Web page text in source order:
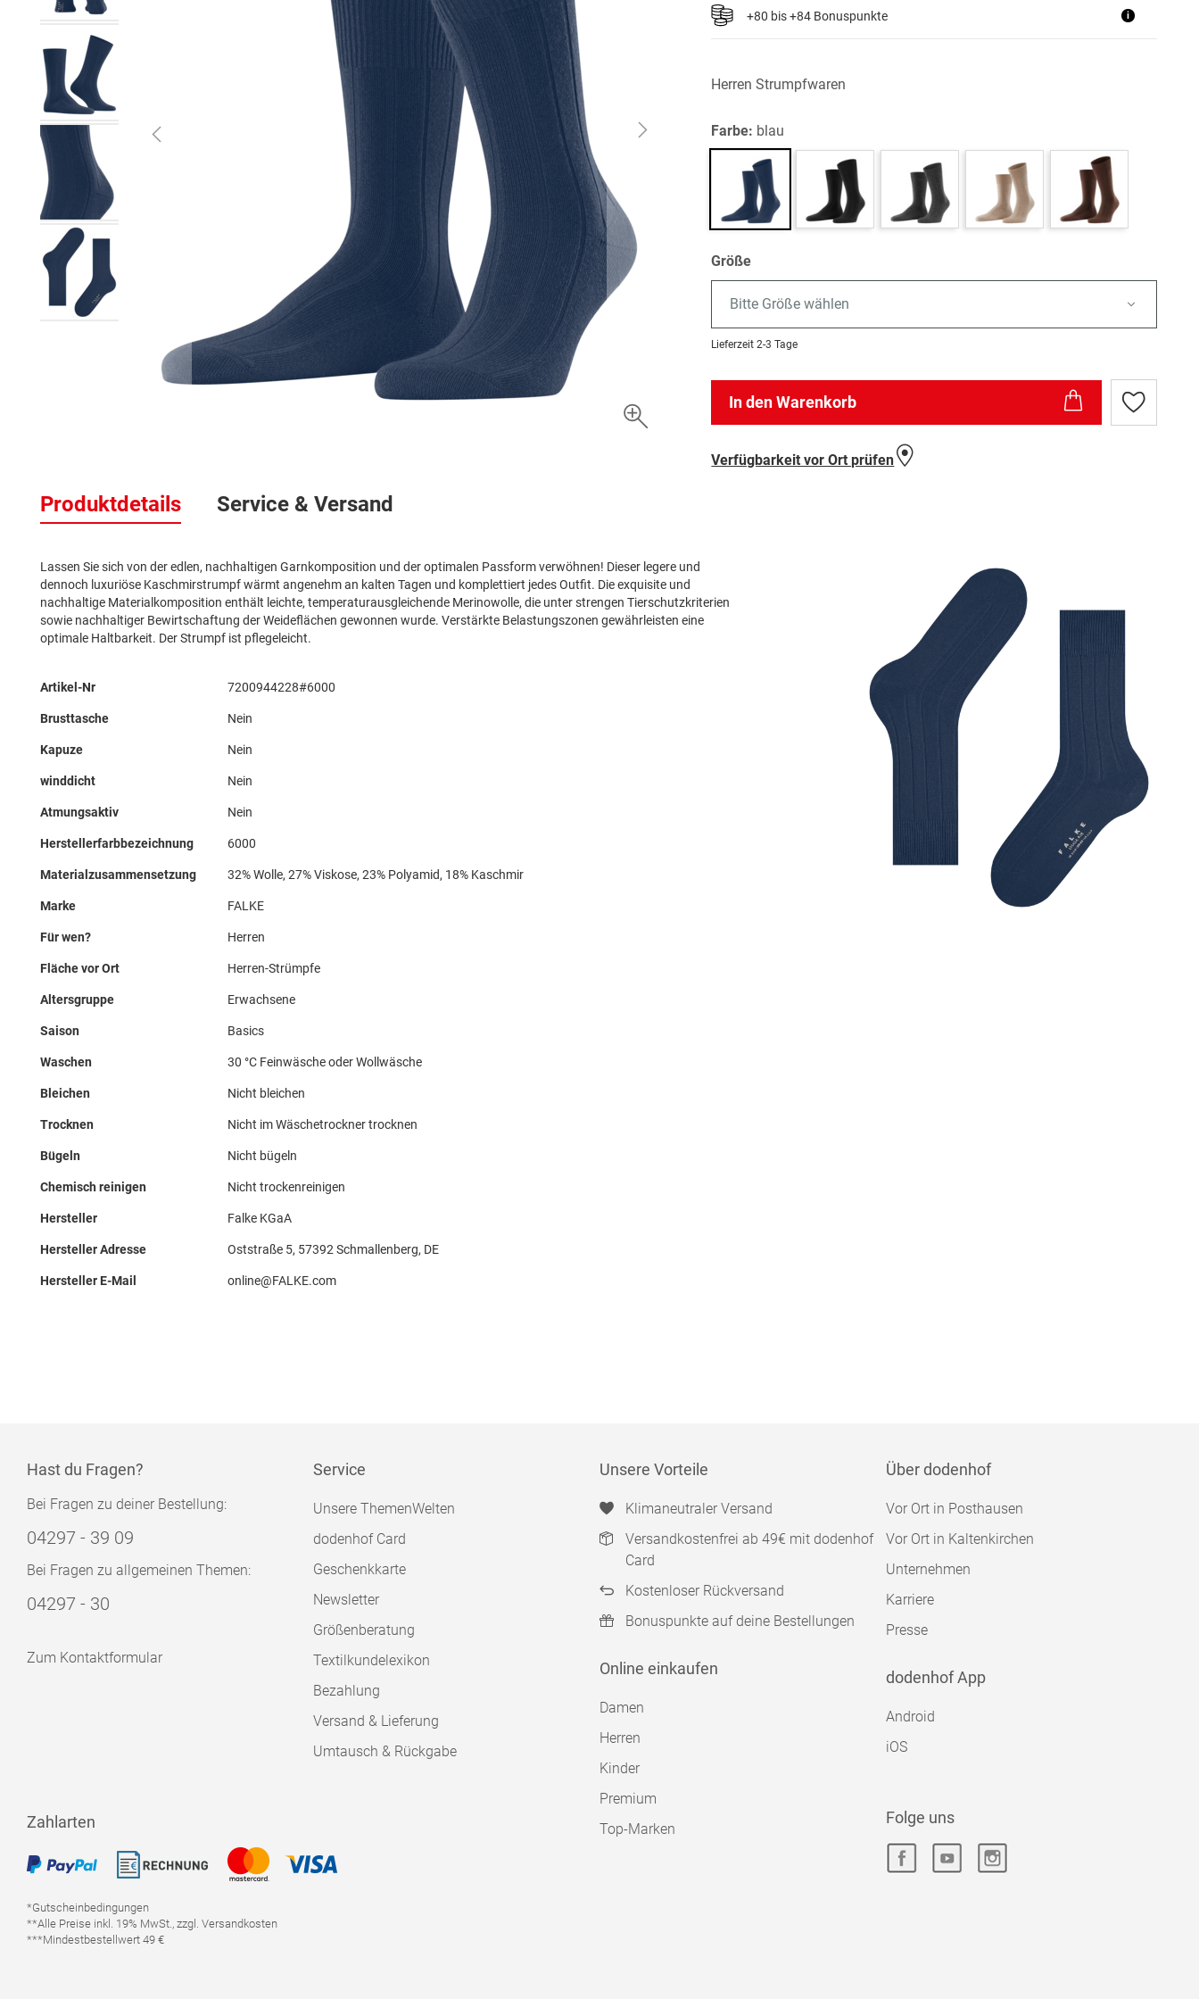
Bildergalerie
springen
+80 bis +84 Bonuspunkte i
Herren Strumpfwaren
Farbe: blau
Größe
Bitte Größe wählen
Lieferzeit 2-3 Tage
In den Warenkorb
Zur
Wunschliste
Verfügbarkeit vor Ort prüfen
Produktdetails
Lassen Sie sich von der edlen, nachhaltigen Garnkomposition und der optimalen Passform verwöhnen! Dieser legere und
dennoch luxuriöse Kaschmirstrumpf wärmt angenehm an kalten Tagen und komplettiert jedes Outfit. Die exquisite und
nachhaltige Materialkomposition enthält leichte, temperaturausgleichende Merinowolle, die unter strengen Tierschutzkriterien
sowie nachhaltiger Bewirtschaftung der Weideflächen gewonnen wurde. Verstärkte Belastungszonen gewährleisten eine
optimale Haltbarkeit. Der Strumpf ist pflegeleicht.
Mehr
Artikel-Nr 7200944228#6000
Brusttasche Nein
Kapuze Nein
winddicht Nein
Atmungsaktiv Nein
Herstellerfarbbezeichnung 6000
Materialzusammensetzung 32% Wolle, 27% Viskose, 23% Polyamid, 18% Kaschmir
Marke FALKE
Für wen? Herren
Fläche vor Ort Herren-Strümpfe
Altersgruppe Erwachsene
Saison Basics
Waschen 30 °C Feinwäsche oder Wollwäsche
Bleichen Nicht bleichen
Trocknen Nicht im Wäschetrockner trocknen
Bügeln Nicht bügeln
Chemisch reinigen Nicht trockenreinigen
Hersteller Falke KGaA
Hersteller Adresse Oststraße 5, 57392 Schmallenberg, DE
Hersteller E-Mail online@FALKE.com
Service & Versand
Hast du Fragen?
Bei Fragen zu deiner Bestellung:
04297 - 39 09
Bei Fragen zu allgemeinen Themen:
04297 - 30
Zum Kontaktformular
Service
Unsere ThemenWelten
dodenhof Card
Geschenkkarte
Newsletter
Größenberatung
Textilkundelexikon
Bezahlung
Versand & Lieferung
Umtausch & Rückgabe
Unsere Vorteile
Klimaneutraler Versand
Versandkostenfrei ab 49€ mit dodenhof
Card
Kostenloser Rückversand
Bonuspunkte auf deine Bestellungen
Online einkaufen
Damen
Herren
Kinder
Premium
Top-Marken
Über dodenhof
Vor Ort in Posthausen
Vor Ort in Kaltenkirchen
Unternehmen
Karriere
Presse
dodenhof App
Android
iOS
Zahlarten
*Gutscheinbedingungen
**Alle Preise inkl. 19% MwSt., zzgl. Versandkosten
***Mindestbestellwert 49 €
Folge uns